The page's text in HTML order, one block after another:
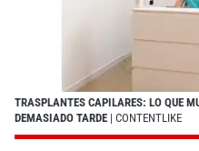
TRASPLANTES CAPILARES: LO QUE
DEMASIADO TARDE | CONTENTLIKE